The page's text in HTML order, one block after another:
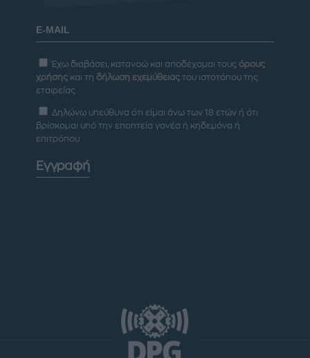
Έχω διαβάσει, κατανοώ και αποδέχομαι τους όρους
χρήσης και τη δήλωση εχεμύθειας του ιστοτόπου της
εταιρείας
Δηλώνω υπεύθυνα ότι είμαι άνω των 18 ετών ή ότι
βρίσκομαι υπό την εποπτεία γονέα ή κηδεμόνα ή
επιτρόπου
Εγγραφή